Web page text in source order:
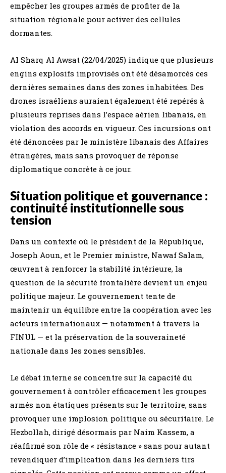
empêcher les groupes armés de profiter de la
situation régionale pour activer des cellules
dormantes.
Al Sharq Al Awsat (22/04/2025) indique que plusieurs
engins explosifs improvisés ont été désamorcés ces
dernières semaines dans des zones inhabitées. Des
drones israéliens auraient également été repérés à
plusieurs reprises dans l’espace aérien libanais, en
violation des accords en vigueur. Ces incursions ont
été dénoncées par le ministère libanais des Affaires
étrangères, mais sans provoquer de réponse
diplomatique concrète à ce jour.
Situation politique et gouvernance :
continuité institutionnelle sous
tension
Dans un contexte où le président de la République,
Joseph Aoun, et le Premier ministre, Nawaf Salam,
œuvrent à renforcer la stabilité intérieure, la
question de la sécurité frontalière devient un enjeu
politique majeur. Le gouvernement tente de
maintenir un équilibre entre la coopération avec les
acteurs internationaux — notamment à travers la
FINUL — et la préservation de la souveraineté
nationale dans les zones sensibles.
Le débat interne se concentre sur la capacité du
gouvernement à contrôler efficacement les groupes
armés non étatiques présents sur le territoire, sans
provoquer une implosion politique ou sécuritaire. Le
Hezbollah, dirigé désormais par Naim Kassem, a
réaffirmé son rôle de « résistance » sans pour autant
revendiquer d’implication dans les derniers tirs